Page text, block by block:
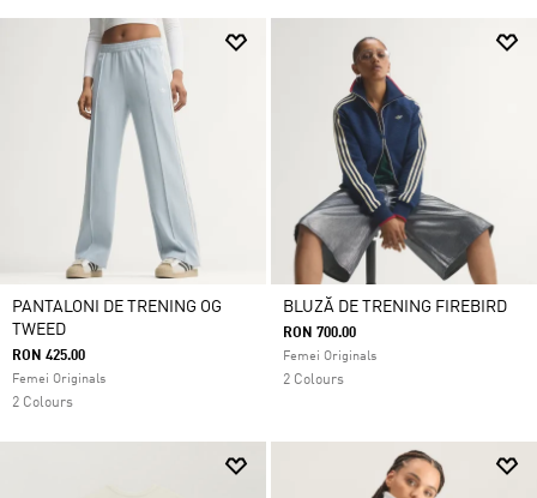
PANTALONI DE TRENING OG
TWEED
RON 425.00
Femei Originals
2 Colours
BLUZĂ DE TRENING FIREBIRD
RON 700.00
Femei Originals
2 Colours